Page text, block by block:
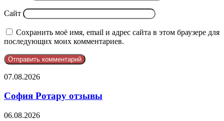
Сайт
Сохранить моё имя, email и адрес сайта в этом браузере для
последующих моих комментариев.
София
отзывы
07.08.2026
София Ротару отзывы
ElevateSphere
06.08.2026